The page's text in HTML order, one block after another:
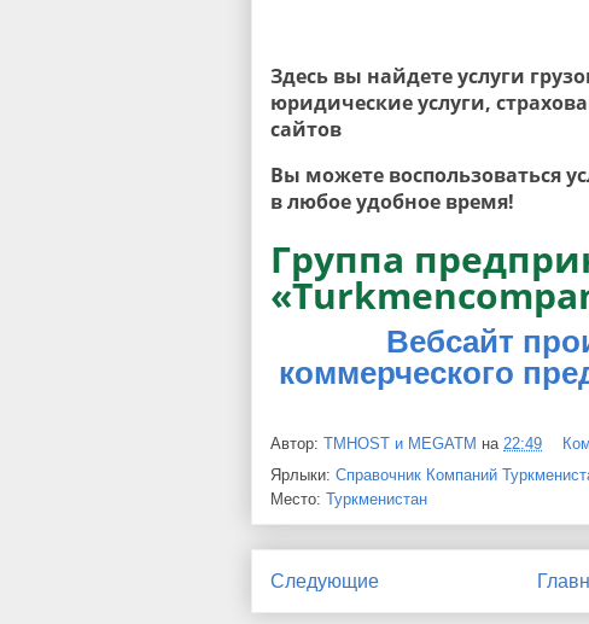
Здесь вы найдете услуги
юридические услуги,
сайтов
Вы можете воспользоваться
в любое удобное время!
Группа
Вебсайт
коммерческого
Автор: TMHOST и MEGATM на 22:49
Ярлыки: Справочник Компаний
Место: Туркменистан
Следующие